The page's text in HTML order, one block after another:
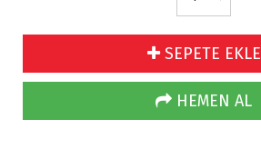
SEPETE EKLE
HEMEN AL